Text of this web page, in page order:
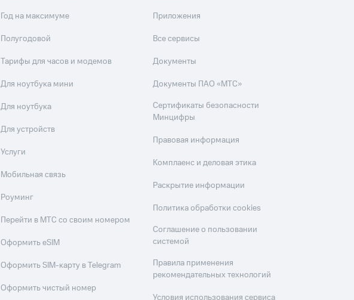
Год на максимуме
Полугодовой
Тарифы для часов и модемов
Для ноутбука мини
Для ноутбука
Для устройств
Услуги
Мобильная связь
Роуминг
Перейти в МТС со своим номером
Оформить eSIM
Оформить SIM-карту в Telegram
Оформить чистый номер
Приложения
Все сервисы
Документы
Документы ПАО «МТС»
Сертификаты безопасности
Минцифры
Правовая информация
Комплаенс и деловая этика
Раскрытие информации
Политика обработки cookies
Соглашение о пользовании
системой
Правила применения
рекомендательных технологий
Условия использования сервиса